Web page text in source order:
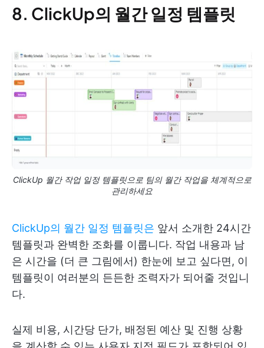
8. ClickUp의 월간 일정 템플릿
ClickUp 월간 작업 일정 템플릿으로 팀의 월간 작업을 체계적으로
관리하세요
ClickUp의 월간 일정 템플릿은 앞서 소개한 24시간
템플릿과 완벽한 조화를 이룹니다. 작업 내용과 남
은 시간을 (더 큰 그림에서) 한눈에 보고 싶다면, 이
템플릿이 여러분의 든든한 조력자가 되어줄 것입니
다.
실제 비용, 시간당 단가, 배정된 예산 및 진행 상황